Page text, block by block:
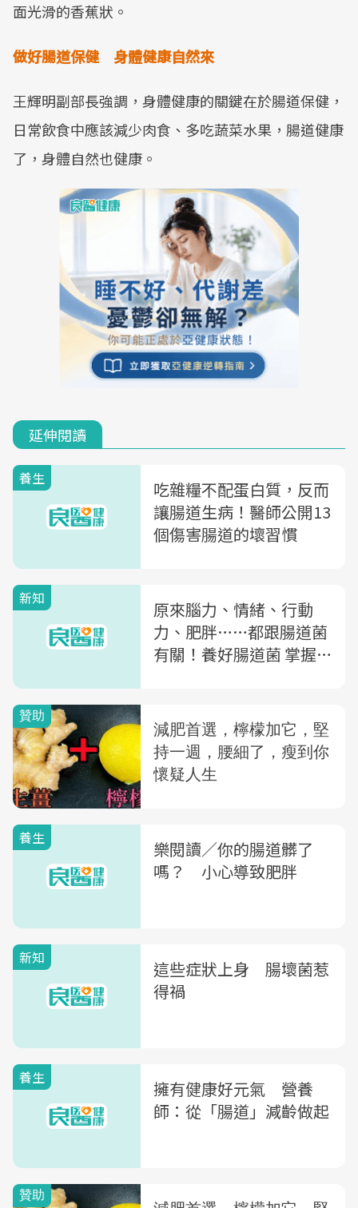
面光滑的香蕉狀。
做好腸道保健 身體健康自然來
王輝明副部長強調，身體健康的關鍵在於腸道保健，
日常飲食中應該減少肉食、多吃蔬菜水果，腸道健康
了，身體自然也健康。
延伸閱讀
養生
吃雜糧不配蛋白質，反而
讓腸道生病！醫師公開13
個傷害腸道的壞習慣
新知
原來腦力、情緒、行動
力、肥胖……都跟腸道菌
有關！養好腸道菌 掌握
養生
樂閱讀／你的腸道髒了
嗎？ 小心導致肥胖
新知
這些症狀上身 腸壞菌惹
得禍
養生
擁有健康好元氣 營養
師：從「腸道」減齡做起